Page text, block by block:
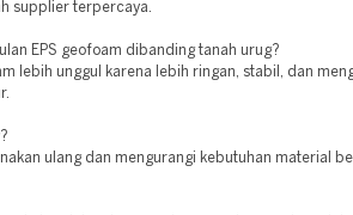
supplier terpercaya.
EPS geofoam dibanding tanah urug?
lebih unggul karena lebih ringan, stabil, dan
ulang dan mengurangi kebutuhan material